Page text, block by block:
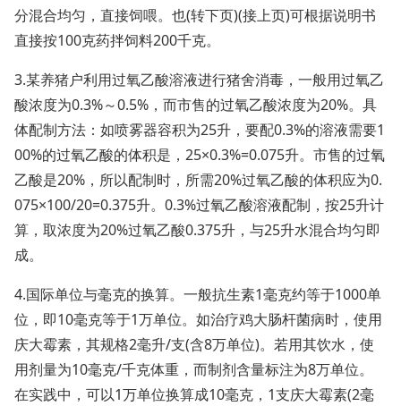
分混合均匀，直接饲喂。也(转下页)(接上页)可根据说明书
直接按100克药拌饲料200千克。
3.某养猪户利用过氧乙酸溶液进行猪舍消毒，一般用过氧乙
酸浓度为0.3%～0.5%，而市售的过氧乙酸浓度为20%。具
体配制方法：如喷雾器容积为25升，要配0.3%的溶液需要1
00%的过氧乙酸的体积是，25×0.3%=0.075升。市售的过氧
乙酸是20%，所以配制时，所需20%过氧乙酸的体积应为0.
075×100/20=0.375升。0.3%过氧乙酸溶液配制，按25升计
算，取浓度为20%过氧乙酸0.375升，与25升水混合均匀即
成。
4.国际单位与毫克的换算。一般抗生素1毫克约等于1000单
位，即10毫克等于1万单位。如治疗鸡大肠杆菌病时，使用
庆大霉素，其规格2毫升/支(含8万单位)。若用其饮水，使
用剂量为10毫克/千克体重，而制剂含量标注为8万单位。
在实践中，可以1万单位换算成10毫克，1支庆大霉素(2毫